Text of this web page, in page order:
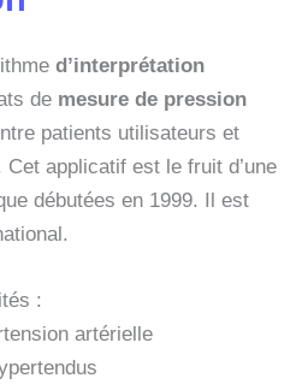
d’interprétation
de mesure de pression
patients utilisateurs et
applicatif est le fruit d’une
débutées en 1999. Il est
:
artérielle